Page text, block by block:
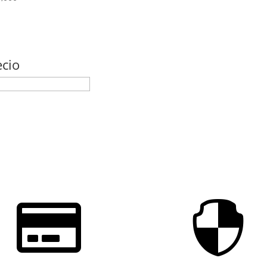
 